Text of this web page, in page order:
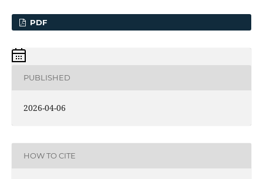
PDF
PUBLISHED
2026-04-06
HOW TO CITE